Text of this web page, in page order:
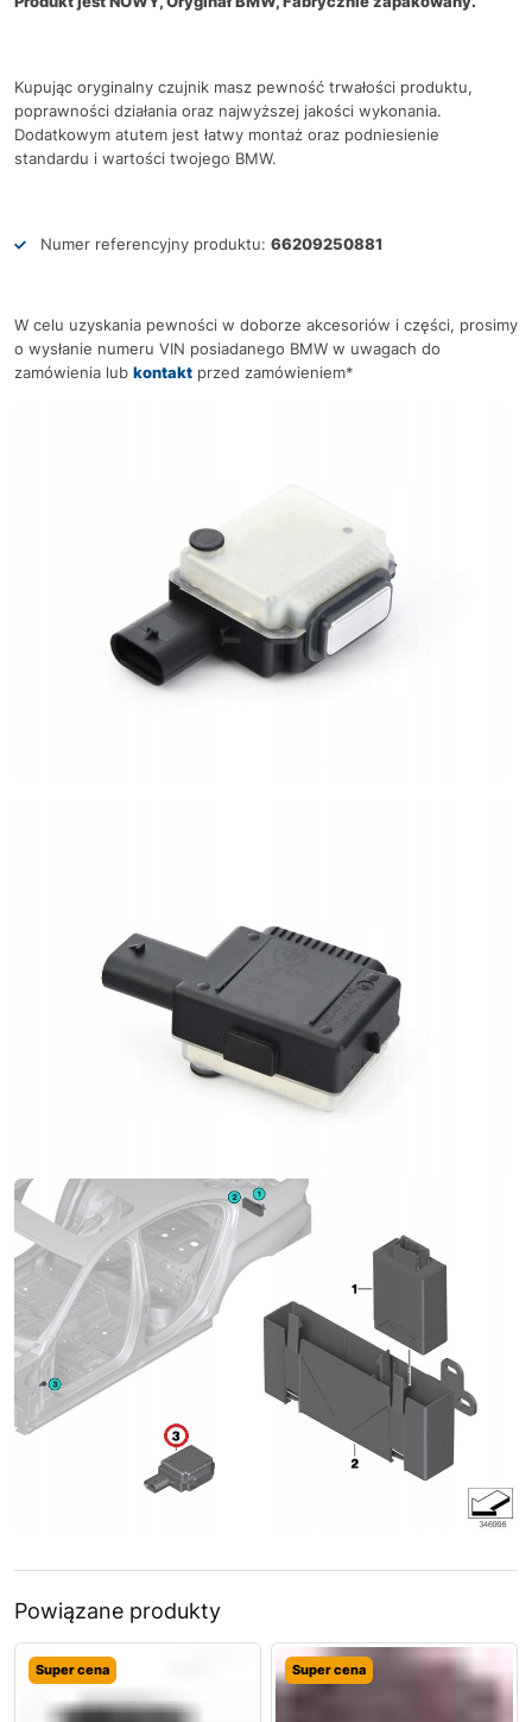
Kupując oryginalny czujnik masz pewność trwałości produktu,
poprawności działania oraz najwyższej jakości wykonania.
Dodatkowym atutem jest łatwy montaż oraz podniesienie
standardu i wartości twojego BMW.
Numer referencyjny produktu: 66209250881
W celu uzyskania pewności w doborze akcesoriów i części, prosimy
o wysłanie numeru VIN posiadanego BMW w uwagach do
zamówienia lub kontakt przed zamówieniem*
Powiązane produkty
Super cena Super cena